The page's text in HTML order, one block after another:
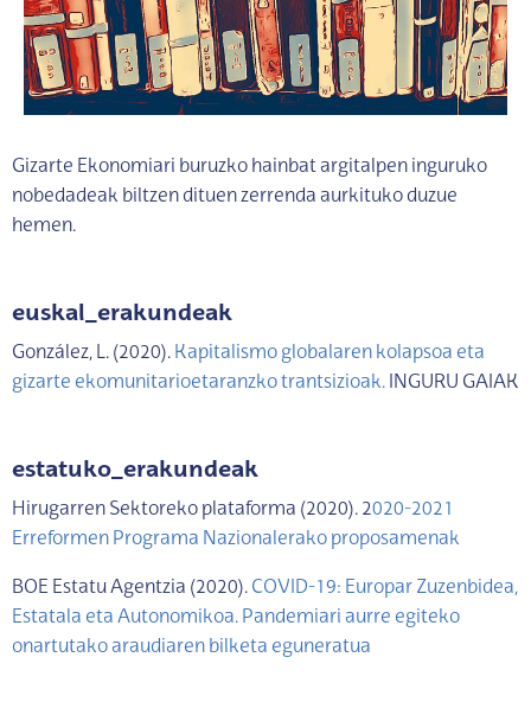
Gizarte Ekonomiari buruzko hainbat argitalpen inguruko
nobedadeak biltzen dituen zerrenda aurkituko duzue
hemen.
euskal_erakundeak
González, L. (2020). Kapitalismo globalaren kolapsoa eta
gizarte ekomunitarioetaranzko trantsizioak. INGURU GAIAK
estatuko_erakundeak
Hirugarren Sektoreko plataforma (2020). 2020-2021
Erreformen Programa Nazionalerako proposamenak
BOE Estatu Agentzia (2020). COVID-19: Europar Zuzenbidea,
Estatala eta Autonomikoa. Pandemiari aurre egiteko
onartutako araudiaren bilketa eguneratua